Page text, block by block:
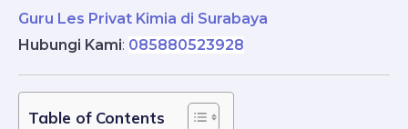
Guru Les Privat Kimia di Surabaya
Hubungi Kami: 085880523928
Table of Contents